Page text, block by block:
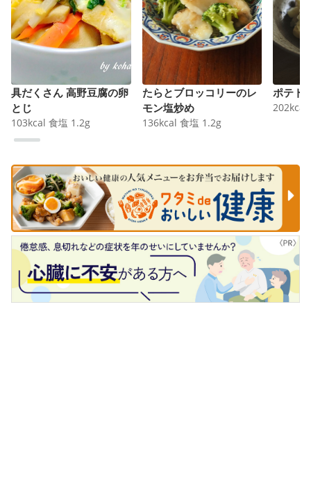
具だくさん 高野豆腐の卵
とじ
103kcal 食塩 1.2g
たらとブロッコリーのレ
モン塩炒め
136kcal 食塩 1.2g
ポテト
202kcal